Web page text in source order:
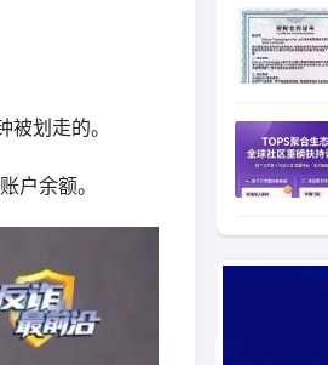
划走的。
户余额。